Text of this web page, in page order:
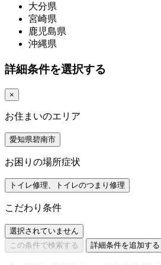
大分県
宮崎県
鹿児島県
沖縄県
詳細条件を選択する
×
お住まいのエリア
愛知県碧南市
お困りの場所症状
トイレ修理、トイレのつまり修理
こだわり条件
選択されていません
この条件で検索する
詳細条件を追加する